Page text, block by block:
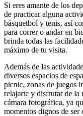
Si eres amante de los
de practicar alguna
básquetbol y tenis, así
para correr o andar en
brinda todas las
máximo de tu visita.
Además de las
diversos espacios de
picnic, zonas de juegos
relajarte y disfrutar de la
cámara fotográfica, ya
momentos dignos de ser